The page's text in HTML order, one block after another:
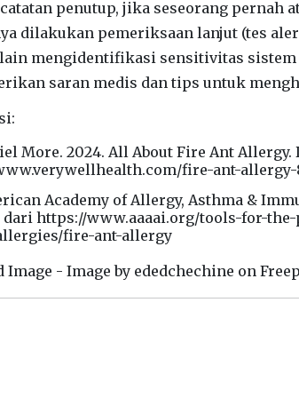
catatan penutup, jika seseorang pernah
dilakukan pemeriksaan lanjut (tes
mengidentifikasi sensitivitas
saran medis dan tips untuk
More. 2024. All About Fire Ant Allergy.
fire-ant-allergy-
Academy of Allergy, Asthma &
dari https://www.aaaai.org/tools-for-
fire-ant-allergy
Image - Image by ededchechine on